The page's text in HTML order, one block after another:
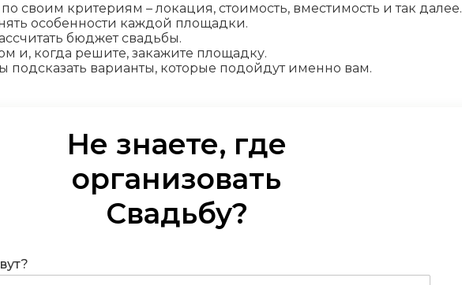
своим критериям – локация, стоимость, вместимость и так далее.
особенности каждой площадки.
бюджет свадьбы.
и, когда решите, закажите площадку.
подсказать варианты, которые подойдут именно вам.
Не знаете, где
организовать
Свадьбу?